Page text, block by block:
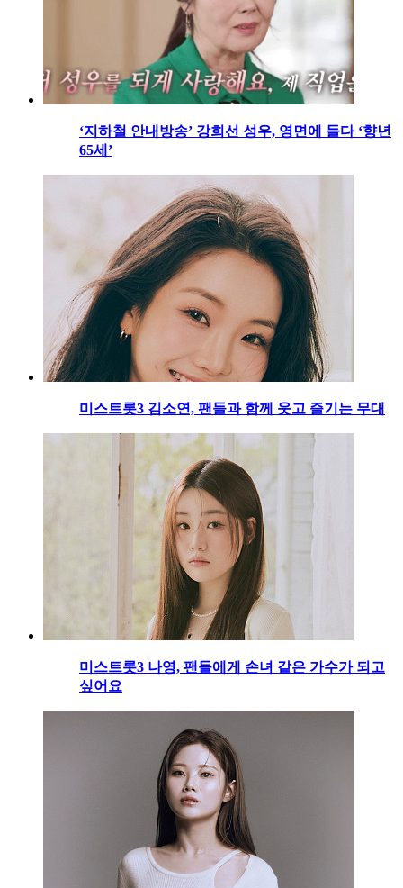
‘지하철 안내방송’ 강희선 성우, 영면에 들다 ‘향년
65세’
미스트롯3 김소연, 팬들과 함께 웃고 즐기는 무대
미스트롯3 나영, 팬들에게 손녀 같은 가수가 되고
싶어요